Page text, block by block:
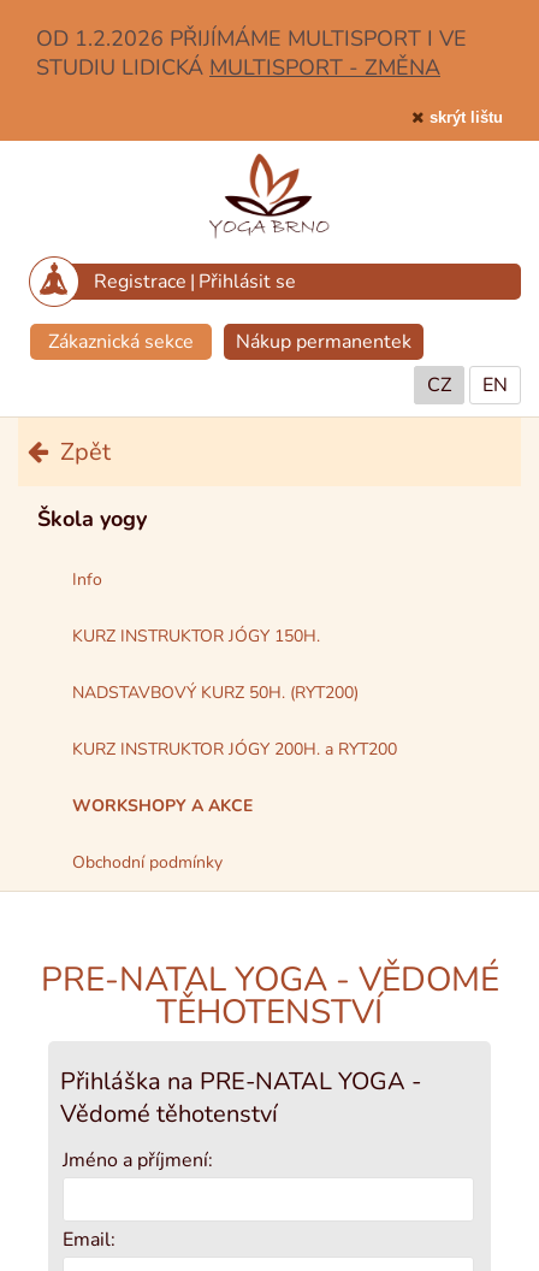
OD 1.2.2026 PŘIJÍMÁME MULTISPORT I VE
STUDIU LIDICKÁ MULTISPORT - ZMĚNA
skrýt lištu
Registrace | Přihlásit se
Zákaznická sekce
Nákup permanentek
CZ
EN
Zpět
Škola yogy
Info
KURZ INSTRUKTOR JÓGY 150H.
NADSTAVBOVÝ KURZ 50H. (RYT200)
KURZ INSTRUKTOR JÓGY 200H. a RYT200
WORKSHOPY A AKCE
Obchodní podmínky
PRE-NATAL YOGA - VĚDOMÉ
TĚHOTENSTVÍ
Přihláška na PRE-NATAL YOGA -
Vědomé těhotenství
Jméno a příjmení:
Email: